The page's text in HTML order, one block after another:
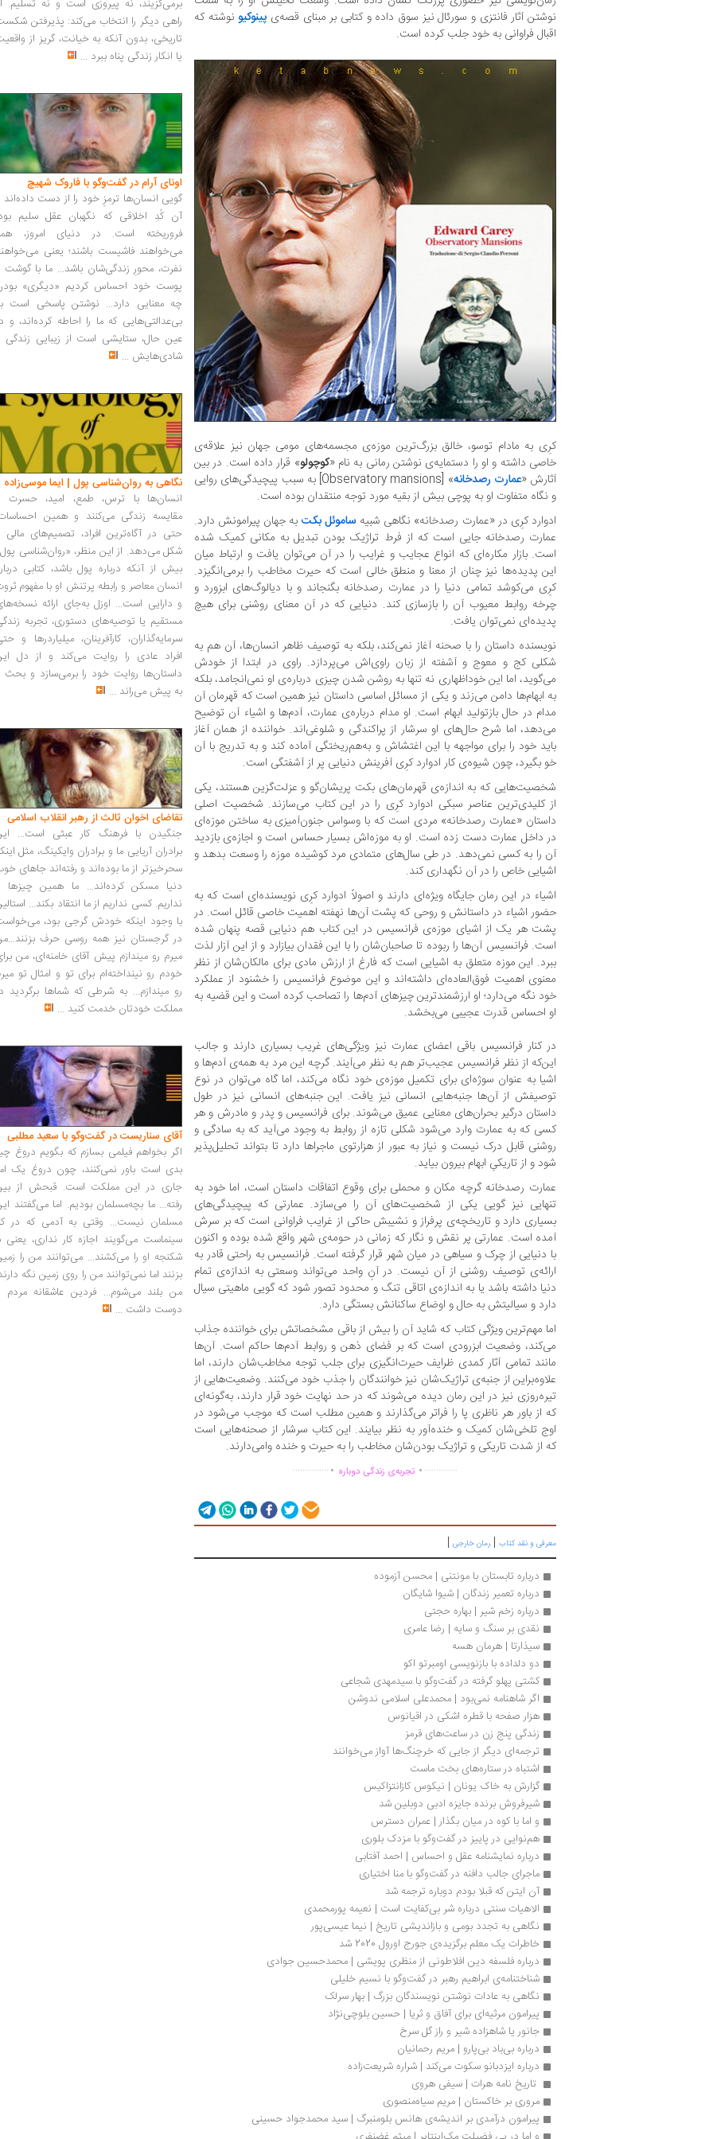
نوشتن آثار فانتزی و سورئال نیز سوق داده و کتابی بر مبنای قصه‌ی پینوکیو نوشته که
اقبال فراوانی به خود جلب کرده است.
کرِی به مادام توسو، خالق بزرگ‌ترین موزه‌ی مجسمه‌های مومی جهان نیز علاقه‌ی
خاصی داشته و او را دستمایه‌ی نوشتن رمانی به نام «کوچولو» قرار داده است. در بین
آثارش «عمارت رصدخانه
» [Observatory mansions] به سبب پیچیدگی‌های روایی
و نگاه متفاوت او به پوچی بیش از بقیه مورد توجه منتقدان بوده است.
ادوارد کرِی در «عمارت رصد‌خانه» نگاهی شبیه ساموئل بکت به جهان پیرامونش دارد.
عمارت رصدخانه جایی است که از فرط تراژیک بودن تبدیل به مکانی کمیک شده
است. بازار مکاره‌ای که انواع عجایب و غرایب را در آن می‌توان یافت و ارتباط میان
این پدیده‌ها نیز چنان از معنا و منطق خالی است که حیرت مخاطب را برمی‌انگیزد.
کرِی می‌کوشد تمامی دنیا را در عمارت رصدخانه بگنجاند و با دیالوگ‌های ابزورد و
چرخه روابط معیوب آن را بازسازی کند. دنیایی که در آن معنای روشنی برای هیچ
پدیده‌ای نمی‌توان یافت.
نویسنده داستان را با صحنه آغاز نمی‌کند، بلکه به توصیف ظاهر انسان‌ها، آن هم به
شکلی کج و معوج و آشفته از زبان راوی‌اش می‌پردازد. راوی در ابتدا از خودش
می‌گوید، اما این خوداظهاری نه تنها به روشن شدن چیزی درباره‌ی او نمی‌انجامد، بلکه
به ابهام‌ها دامن می‌زند و یکی از مسائل اساسی داستان نیز همین است که قهرمان آن
مدام در حال بازتولید ابهام است. او مدام درباره‌ی عمارت، آدم‌ها و اشیاء آن توضیح
می‌دهد، اما شرح حال‌های او سرشار از پراکندگی و شلوغی‌اند. خواننده از همان آغاز
باید خود را برای مواجهه با این اغتشاش و به‌هم‌ریختگی آماده کند و به تدریج با آن
خو بگیرد، چون شیوه‌ی کار ادوارد کرِی آفرینش دنیایی پر از آشفتگی است.
شخصیت‌هایی که به اندازه‌ی قهرمان‌های بکت پریشان‌گو و عزلت‌گزین هستند، یکی
از کلیدی‌ترین عناصر سبکی ادوارد کرِی را در این کتاب می‌سازند. شخصیت اصلی
داستان «عمارت رصدخانه» مردی است که با وسواس جنون‌آمیزی به ساختن موزه‌ای
در داخل عمارت دست زده است. او به موزه‌اش بسیار حساس است و اجازه‌ی بازدید
آن را به کسی نمی‌دهد. در طی سال‌های متمادی مرد کوشیده موزه را وسعت بدهد و
اشیایی خاص را در آن نگهداری کند.
اشیاء در این رمان جایگاه ویژه‌ای دارند و اصولاً ادوارد کرِی نویسنده‌ای است که به
حضور اشیاء در داستانش و روحی که پشت آن‌ها نهفته اهمیت خاصی قائل است. در
پشت هر یک از اشیای موزه‌ی فرانسیس در این کتاب هم دنیایی قصه پنهان شده
است. فرانسیس آن‌ها را ربوده تا صاحبان‌شان را با این فقدان بیازارد و از این آزار لذت
ببرد. این موزه متعلق به اشیایی است که فارغ از ارزش مادی برای مالکان‌شان از نظر
معنوی اهمیت فوق‌العاده‌ای داشته‌اند و این موضوع فرانسیس را خشنود از عملکرد
خود نگه می‌دارد؛ او ارزشمندترین چیزهای آدم‌ها را تصاحب کرده است و این قضیه به
او احساس قدرت عجیبی می‌بخشد.
در کنار فرانسیس باقی اعضای عمارت نیز ویژگی‌های غریب بسیاری دارند و جالب
این‌‌که از نظر فرانسیس عجیب‌تر هم به نظر می‌آیند. گرچه این مرد به همه‌ی آدم‌ها و
اشیا به عنوان سوژه‌ای برای تکمیل موزه‌ی خود نگاه می‌کند، اما گاه می‌توان در نوع
توصیفش از آن‌ها جنبه‌هایی انسانی نیز یافت. این جنبه‌های انسانی نیز در طول
داستان درگیر بحران‌های معنایی عمیق می‌شوند. برای فرانسیس و پدر و مادرش و هر
کسی که به عمارت وارد می‌شود شکلی تازه از روابط به وجود می‌آید که به سادگی و
روشنی قابل درک نیست و نیاز به عبور از هزارتوی ماجراها دارد تا بتواند تحلیل‌پذیر
شود و از تاریکیِ ابهام بیرون بیاید.
عمارت رصدخانه گرچه مکان و محملی برای وقوع اتفاقات داستان است، اما خود به
تنهایی نیز گویی یکی از شخصیت‌های آن را می‌سازد. عمارتی که پیچیدگی‌های
بسیاری دارد و تاریخچه‌ی پرفراز و نشیبش حاکی از غرایب فراوانی است که بر سرش
آمده است. عمارتی پر نقش و نگار که زمانی در حومه‌ی شهر واقع شده بوده و اکنون
با دنیایی از چرک و سیاهی در میان شهر قرار گرفته است. فرانسیس به راحتی قادر به
ارائه‌ی توصیف روشنی از آن نیست. در آنِ واحد می‌تواند وسعتی به اندازه‌ی تمام
دنیا داشته باشد یا به اندازه‌ی اتاقی تنگ و محدود تصور شود که گویی ماهیتی سیال
دارد و سیالیتش به حال و اوضاع ساکنانش بستگی دارد.
اما مهم‌ترین ویژگی کتاب که شاید آن را بیش از باقی مشخصاتش برای خواننده جذاب
می‌کند، وضعیت ابزرودی است که بر فضای ذهن و روابط آدم‌ها حاکم است. آن‌ها
مانند تمامی آثار کمدی ظرایف حیرت‌انگیزی برای جلب توجه مخاطب‌شان دارند، اما
علاوه‌براین از جنبه‌ی تراژیک‌شان نیز خوانندگان را جذب خود می‌کنند. وضعیت‌هایی از
تیره‌روزی نیز در این رمان دیده می‌شوند که در حد نهایت خود قرار دارند، به‌گونه‌ای
که از باور هر ناظری پا را فراتر می‌گذارند و همین مطلب است که موجب می‌شود در
اوج تلخی‌شان کمیک و خنده‌آور به نظر بیایند. این کتاب سرشار از صحنه‌هایی است
که از شدت تاریکی و تراژیک بودن‌شان مخاطب را به حیرت و خنده وامی‌دارند.
................ تجربه‌ی زندگی دوباره...............
معرفی و نقد کتاب | رمان خارجی |
درباره تابستان با مونتنی | محسن آزموده
درباره تعمیر زندگان | شیوا شایگان
درباره زخم شیر | بهاره حجتی
نقدی بر سنگ و سایه | رضا عامری
سیذارتا | هرمان هسه
دو دلداده با بازنویسی اومبرتو اکو
کشتی پهلو گرفته در گفت‌وگو با سیدمهدی شجاعی
اگر شاهنامه نمی‌بود | محمدعلی اسلامی ندوشن
هزار صفحه با قطره اشکی در اقیانوس
زندگی پنج زن در ساعت‌های قرمز
ترجمه‌ای دیگر از جایی که خرچنگ‌ها آواز می‌خوانند
اشتباه در ستاره‌های بخت ماست
گزارش به خاک یونان | نیکوس کازانتزاکیس
شیرفروش برنده جایزه ادبی دوبلین شد
و اما با کوه در میان بگذار | عمران دسترس
هم‌نوایی در پاییز در گفت‌وگو با مزدک بلوری
درباره نمایشنامه عقل و احساس | احمد آفتابی
ماجرای جالب دافنه در گفت‌وگو با منا اختیاری
آن ایتن که قبلا بودم دوباره ترجمه شد
الاهیات سنتی درباره شر بی‌کفایت است | نعیمه پورمحمدی
نگاهی به تجدد بومی و بازاندیشی تاریخ | نیما عیسی‌پور
خاطرات یک معلم برگزیده‌ی جورج اورول 2020 شد
درباره فلسفه دین افلاطونی از منظری پویشی | محمدحسین جوادی
شناختنامه‌ی ابراهیم رهبر در گفت‌وگو با نسیم خلیلی
نگاهی به عادات نوشتن نویسندگان بزرگ | بهار سرلک
پیرامون مرثیه‌ای برای آفاق و ثریا | حسین بلوچی‌نژاد
جانور یا شاهزاده شیر و راز گل سرخ
درباره بی‌باد بی‌پارو | مریم رحمانیان
درباره ایزدبانو سکوت می‌کند | شراره شریعت‌زاده
تاریخ ‌نامه هرات | سیفی هروی
مروری بر خاکستان | مریم سیاه‌منصوری
پیرامون درآمدی بر اندیشه‌ی هانس بلومنبرگ | سید محمدجواد حسینی
برمی‌گزیند، نه پیروزی است و نه تسلیم.
راهی دیگر را انتخاب می‌کند: پذیرفتن
تاریخی، بدون آنکه به خیانت، گریز از
یا انکار زندگی پناه ببرد ...
اونای آرام در گفت‌وگو با فاروک شهیچ‭
گویی انسان‌ها ترمزِ خود را از دست داده‌اند
آن کُدِ اخلاقی که نگهبان عقل سلیم
فروریخته است. در دنیای امروز،
می‌خواهند فاشیست باشند؛ یعنی
نفرت، محورِ زندگی‌شان باشد... ما با گوشت
پوست خود احساس کردیم «دیگری»
چه معنایی دارد... نوشتن پاسخی است
بی‌عدالتی‌هایی که ما را احاطه کرده‌اند، و
عین حال، ستایشی است از زیبایی زندگی
شادی‌هایش ...
نگاهی به روان‌شناسی پول | ایما موسی‌زاده
انسان‌ها با ترس، طمع، امید، حسرت
مقایسه زندگی می‌کنند و همین
حتی در آگاه‌ترین افراد، تصمیم‌های مالی
شکل می‌دهد. از این منظر، «روان‌شناسی
بیش از آنکه درباره پول باشد، کتابی
انسان معاصر و رابطه پرتنش او با مفهوم
و دارایی است... اوزل به‌جای ارائه
مستقیم یا توصیه‌های دستوری، تجربه
سرمایه‌گذاران، کارآفرینان، میلیاردرها و
افراد عادی را روایت می‌کند و از دل
داستان‌ها روایت خود را برمی‌سازد و بحث
به پیش می‌راند ...
تقاضای اخوان ثالث از رهبر انقلاب اسلامی
جنگیدن با فرهنگ کار عبثی است...
برادران آریایی ما و برادران وایکینگ، مثل
سحرخیزتر از ما بوده‌اند و رفته‌اند جاهای
دنیا مسکن کرده‌اند... ما همین چیزها
نداریم. کسی نداریم از ما انتقاد بکند...
با وجود اینکه خودش گرجی بود،
در گرجستان نیز همه روسی حرف
میرم رو میندازم پیش آقای خامنه‌ای، من
خودم رو نینداخته‌ام برای تو و امثال تو
رو میندازم... به شرطی که شماها برگردید
مملکت خودتان خدمت کنید ...
آقای سناریست در گفت‌وگو با سعید مطلبی
اگر بخواهم فیلمی بسازم که بگویم دروغ
بدی است باور نمی‌کنند، چون دروغ یک
جاری در این مملکت است. قبحش از
رفته... ما بچه‌مسلمان بودیم. اما می‌گفتند
مسلمان نیست... وقتی به آدمی که در
سینماست می‌گویند اجازه کار نداری، یعنی
شکنجه او را می‌کشند... می‌توانند من را
بزنند اما نمی‌توانند من را روی زمین نگه
من بلند می‌شوم... فردین عاشقانه مردم
دوست داشت ...